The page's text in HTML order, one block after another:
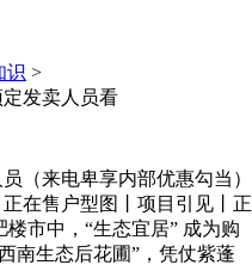
识 >
发卖人员看
来电卑享内部优惠勾当）
正在售户型图丨项目引见丨正
市中，“生态宜居” 成为购
南生态后花圃”，凭仗紫蓬